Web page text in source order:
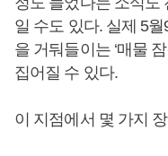
일 수도 있다. 실제 5
을 거둬들이는 ‘매물
집어질 수 있다.
이 지점에서 몇 가지